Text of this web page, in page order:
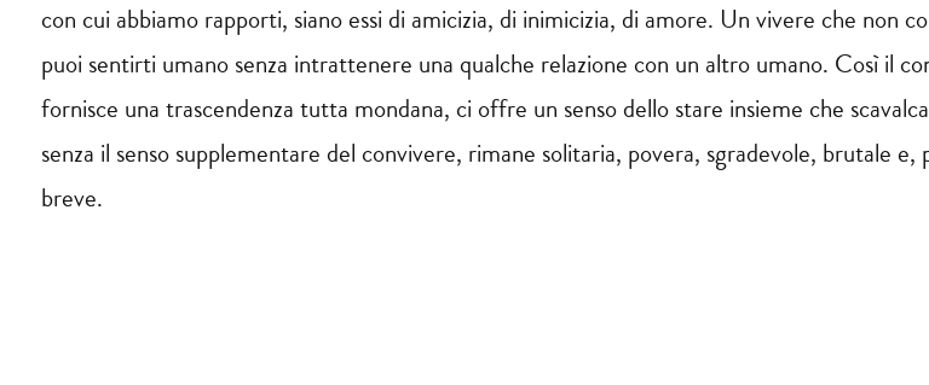
con cui abbiamo rapporti, siano essi di amicizia, di inimicizia, di amore. Un vivere che non
puoi sentirti umano senza intrattenere una qualche relazione con un altro umano. Così il
fornisce una trascendenza tutta mondana, ci offre un senso dello stare insieme che
senza il senso supplementare del convivere, rimane solitaria, povera, sgradevole, brutale
breve.